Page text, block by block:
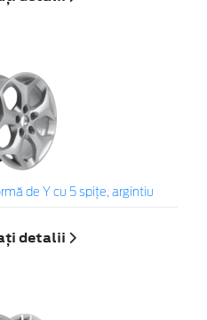
de Y cu 5 spiţe, argintiu
detalii